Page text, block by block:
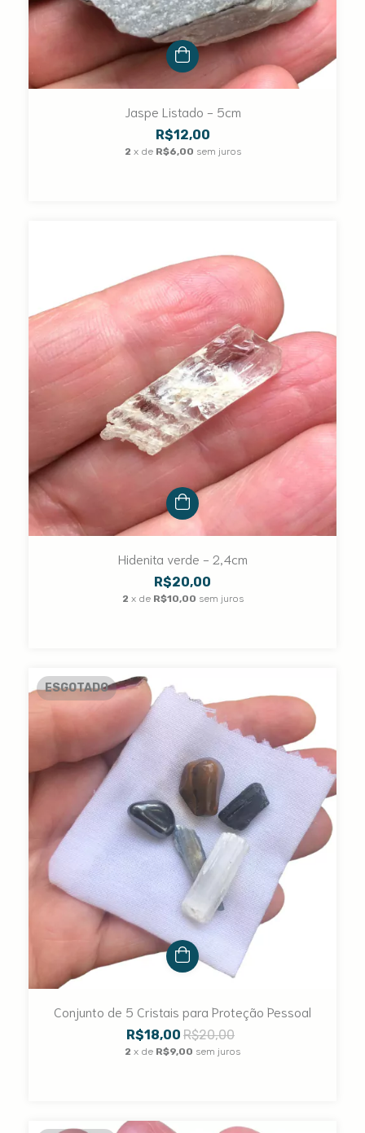
Jaspe Listado - 5cm
R$12,00
2 x de R$6,00 sem juros
Hidenita verde - 2,4cm
R$20,00
2 x de R$10,00 sem juros
ESGOTADO
Conjunto de 5 Cristais para Proteção Pessoal
R$18,00 R$20,00
2 x de R$9,00 sem juros